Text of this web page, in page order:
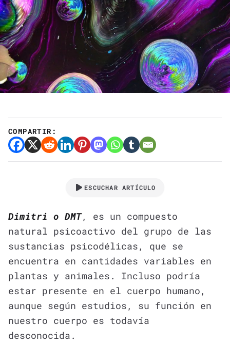
COMPARTIR:
ESCUCHAR ARTÍCULO
Dimitri o DMT, es un compuesto
natural psicoactivo del grupo de las
sustancias psicodélicas, que se
encuentra en cantidades variables en
plantas y animales. Incluso podría
estar presente en el cuerpo humano,
aunque según estudios, su función en
nuestro cuerpo es todavía
desconocida.